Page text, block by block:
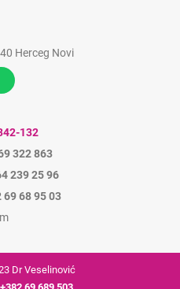
Herceg Novi
132
322 863
239 25 96
69 68 95 03
Dr Veselinović